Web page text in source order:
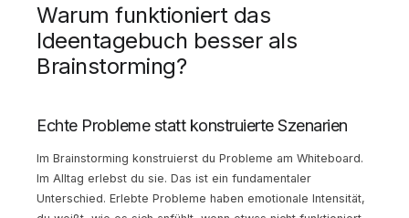
Warum funktioniert das
Ideentagebuch besser als
Brainstorming?
Echte Probleme statt konstruierte Szenarien
Im Brainstorming konstruierst du Probleme am Whiteboard.
Im Alltag erlebst du sie. Das ist ein fundamentaler
Unterschied. Erlebte Probleme haben emotionale Intensität,